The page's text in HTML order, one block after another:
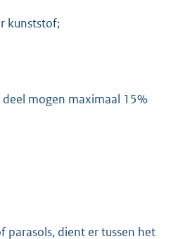
kunststof;
mogen maximaal 15%
parasols, dient er tussen het